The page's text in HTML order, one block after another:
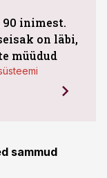
inimest.
on läbi,
müüdud
sammud